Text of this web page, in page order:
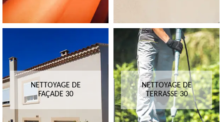
NETTOYAGE DE
FAÇADE 30
NETTOYAGE DE
TERRASSE 30